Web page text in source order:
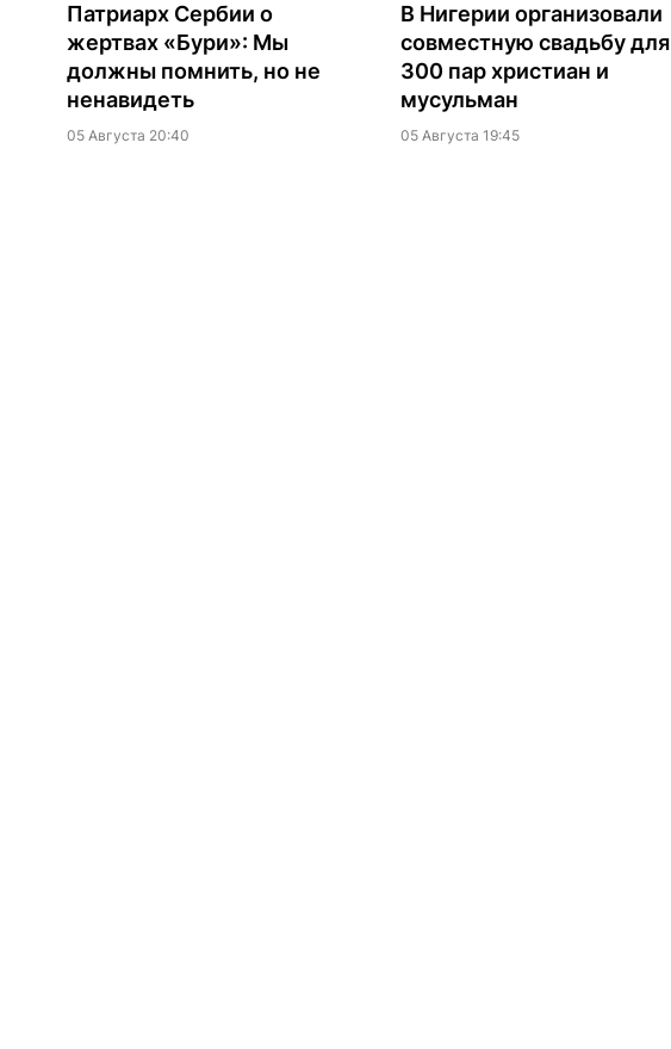
Патриарх Сербии о
жертвах «Бури»: Мы
должны помнить, но не
ненавидеть
05 Августа 20:40
В Нигерии организовали
совместную свадьбу для
300 пар христиан и
мусульман
05 Августа 19:45